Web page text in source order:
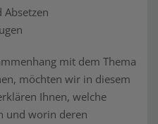
Absetzen
mit dem Thema
möchten wir in diesem
Ihnen, welche
und worin deren